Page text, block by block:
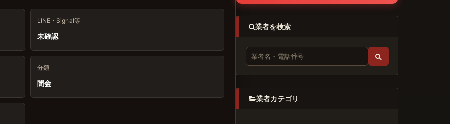
LINE・Signal等
未確認
分類
闇金
業者を検索
業者カテゴリ